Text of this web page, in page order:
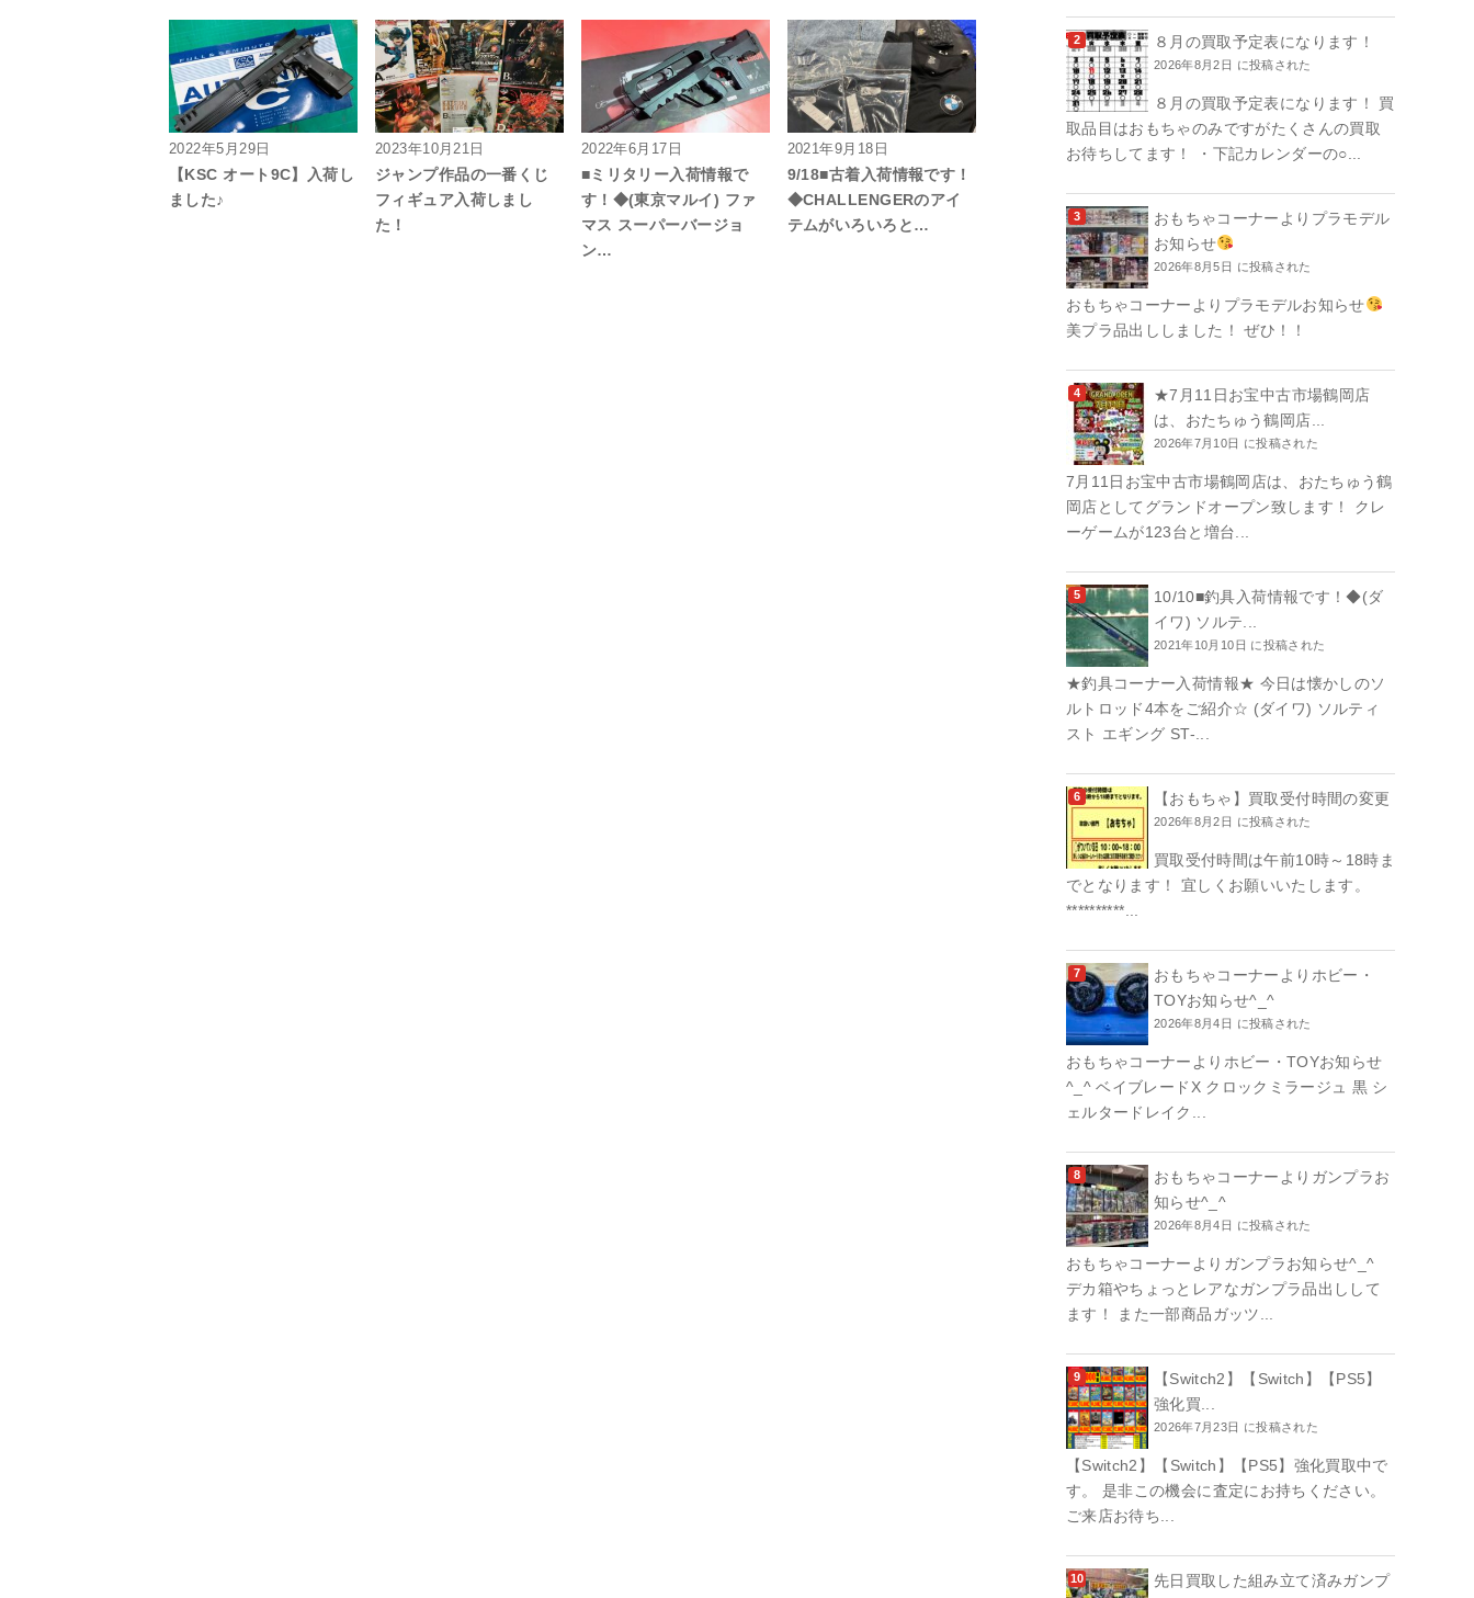
2022年5月29日
【KSC オート9C】入荷し
ました♪
2023年10月21日
ジャンプ作品の一番くじ
フィギュア入荷しまし
た！
2022年6月17日
■ミリタリー入荷情報で
す！◆(東京マルイ) ファ
マス スーパーバージョ
ン…
2021年9月18日
9/18■古着入荷情報です！
◆CHALLENGERのアイ
テムがいろいろと…
８月の買取予定表になります！
2026年8月2日 に投稿された
８月の買取予定表になります！ 買
取品目はおもちゃのみですがたくさんの買取
お待ちしてます！ ・下記カレンダーの○...
おもちゃコーナーよりプラモデル
お知らせ
2026年8月5日 に投稿された
おもちゃコーナーよりプラモデルお知らせ
美プラ品出ししました！ ぜひ！！
★7月11日お宝中古市場鶴岡店
は、おたちゅう鶴岡店...
2026年7月10日 に投稿された
7月11日お宝中古市場鶴岡店は、おたちゅう鶴
岡店としてグランドオープン致します！ クレ
ーゲームが123台と増台...
10/10■釣具入荷情報です！◆(ダ
イワ) ソルテ...
2021年10月10日 に投稿された
★釣具コーナー入荷情報★ 今日は懐かしのソ
ルトロッド4本をご紹介☆ (ダイワ) ソルティ
スト エギング ST-...
【おもちゃ】買取受付時間の変更
2026年8月2日 に投稿された
買取受付時間は午前10時～18時ま
でとなります！ 宜しくお願いいたします。
**********...
おもちゃコーナーよりホビー・
TOYお知らせ^_^
2026年8月4日 に投稿された
おもちゃコーナーよりホビー・TOYお知らせ
^_^ ベイブレードX クロックミラージュ 黒 シ
ェルタードレイク...
おもちゃコーナーよりガンプラお
知らせ^_^
2026年8月4日 に投稿された
おもちゃコーナーよりガンプラお知らせ^_^
デカ箱やちょっとレアなガンプラ品出しして
ます！ また一部商品ガッツ...
【Switch2】【Switch】【PS5】
強化買...
2026年7月23日 に投稿された
【Switch2】【Switch】【PS5】強化買取中で
す。 是非この機会に査定にお持ちください。
ご来店お待ち...
先日買取した組み立て済みガンプ